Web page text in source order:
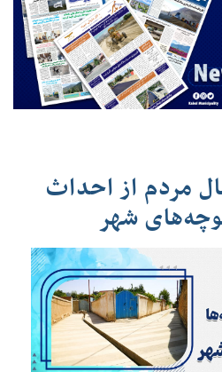
مردم از احداث
شهر